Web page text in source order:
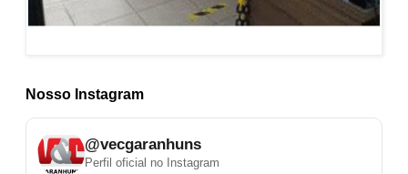
Nosso Instagram
@vecgaranhuns
Perfil oficial no Instagram